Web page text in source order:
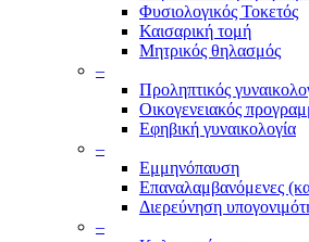
Φυσιολογικός Τοκετός
Καισαρική τομή
Μητρικός θηλασμός
–
Προληπτικός
Οικογενειακός
Εφηβική γυναικολογία
–
Εμμηνόπαυση
Επαναλαμβανόμενες
Διερεύνηση
–